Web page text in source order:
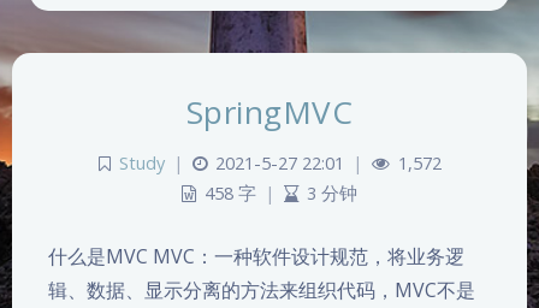
SpringMVC
Study | 2021-5-27 22:01 |
1,572
458 字 | 3 分钟
什么是MVC MVC：一种软件设计规范，将业务逻
辑、数据、显示分离的方法来组织代码，MVC不是